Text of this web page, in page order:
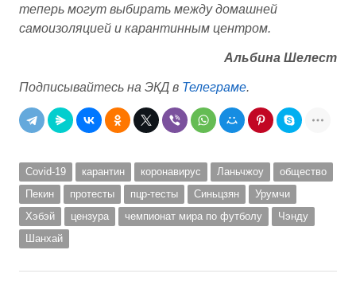
теперь могут выбирать между домашней
самоизоляцией и карантинным центром.
Альбина Шелест
Подписывайтесь на ЭКД в Телеграме.
Covid-19 карантин коронавирус Ланьчжоу
общество
Пекин
протесты пцр-тесты Синьцзян
Урумчи
Хэбэй
цензура чемпионат мира по футболу
Чэнду
Шанхай